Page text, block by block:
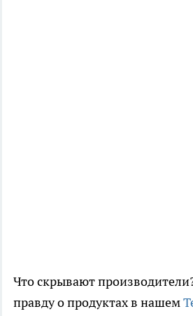
Что скрывают
правду о продуктах в нашем